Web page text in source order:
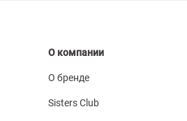
О компании
О бренде
Sisters Club